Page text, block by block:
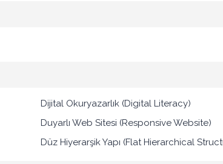
Dijital Okuryazarlık (Digital Literacy)
Duyarlı Web Sitesi (Responsive Website)
Düz Hiyerarşik Yapı (Flat Hierarchical